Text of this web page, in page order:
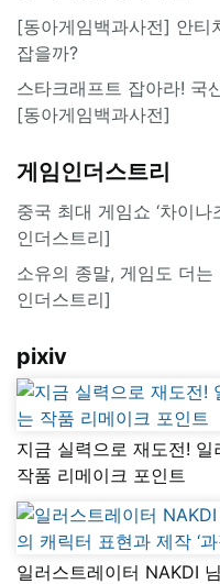
[동아게임백과사전] 안티
잡을까?
스타크래프트 잡아라! 국
[동아게임백과사전]
게임인더스트리
중국 최대 게임쇼 ‘차이
인더스트리]
소유의 종말, 게임도 더
인더스트리]
pixiv
지금 실력으로 재도전!
작품 리메이크 포인트
일러스트레이터 NAKDI